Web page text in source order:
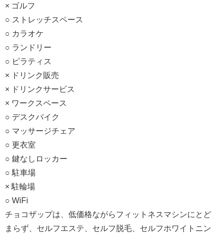
× ゴルフ
○ ストレッチスペース
○ カラオケ
○ ランドリー
○ ピラティス
× ドリンク販売
× ドリンクサービス
× ワークスペース
○ デスクバイク
○ マッサージチェア
○ 更衣室
○ 鍵なしロッカー
○ 駐車場
× 駐輪場
○ WiFi
チョコザップは、低価格ながらフィットネスマシンにとど
まらず、セルフエステ、セルフ脱毛、セルフホワイトニン